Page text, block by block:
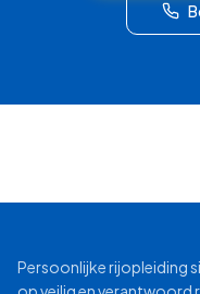
Persoonlijke rijopleiding